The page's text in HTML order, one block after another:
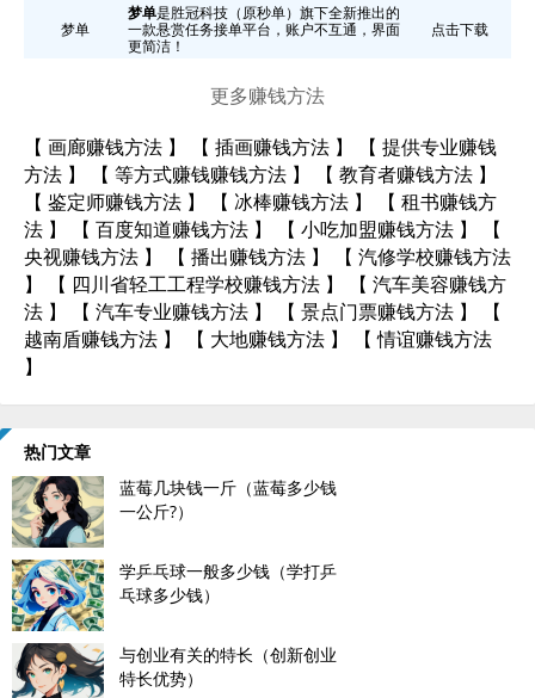
梦单
梦单是胜冠科技（原秒单）旗下全新推出的
一款悬赏任务接单平台，账户不互通，界面
更简洁！
点击下载
更多赚钱方法
【 画廊赚钱方法 】 【 插画赚钱方法 】 【 提供专业赚钱
方法 】 【 等方式赚钱赚钱方法 】 【 教育者赚钱方法 】
【 鉴定师赚钱方法 】 【 冰棒赚钱方法 】 【 租书赚钱方
法 】 【 百度知道赚钱方法 】 【 小吃加盟赚钱方法 】 【
央视赚钱方法 】 【 播出赚钱方法 】 【 汽修学校赚钱方法
】 【 四川省轻工工程学校赚钱方法 】 【 汽车美容赚钱方
法 】 【 汽车专业赚钱方法 】 【 景点门票赚钱方法 】 【
越南盾赚钱方法 】 【 大地赚钱方法 】 【 情谊赚钱方法
】
热门文章
蓝莓几块钱一斤（蓝莓多少钱
一公斤?）
学乒乓球一般多少钱（学打乒
乓球多少钱）
与创业有关的特长（创新创业
特长优势）